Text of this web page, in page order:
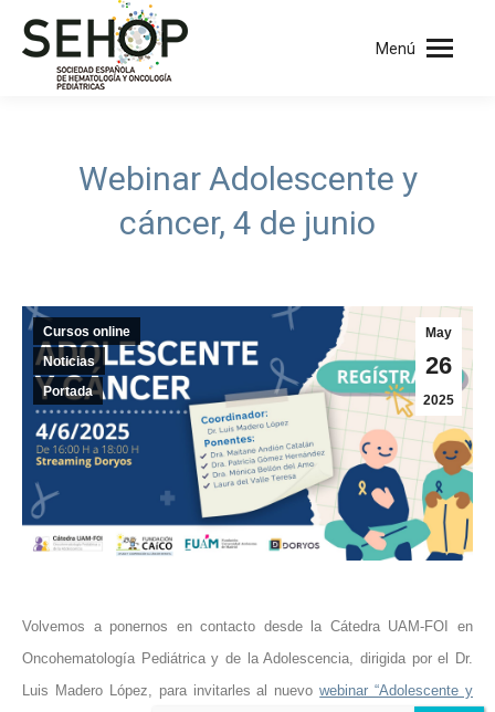
Menú
Webinar Adolescente y
cáncer, 4 de junio
May
26
2025
Cursos online
Noticias
Portada
Volvemos a ponernos en contacto desde la Cátedra UAM-FOI en
Oncohematología Pediátrica y de la Adolescencia, dirigida por el Dr.
Luis Madero López, para invitarles al nuevowebinar “Adolescente y